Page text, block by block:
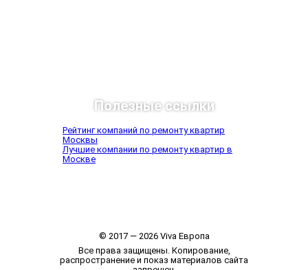
Полезные ссылки
Рейтинг компаний по ремонту квартир
Москвы
Лучшие компании по ремонту квартир в
Москве
© 2017 — 2026 Viva Европа
Все права защищены. Копирование,
распространение и показ материалов сайта